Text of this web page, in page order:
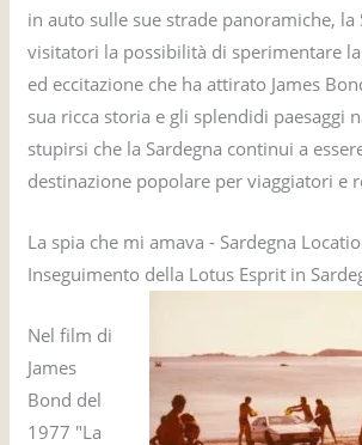
in auto sulle sue strade panoramiche, la
visitatori la possibilità di sperimentare la
ed eccitazione che ha attirato James
sua ricca storia e gli splendidi paesaggi
stupirsi che la Sardegna continui a
destinazione popolare per viaggiatori e
La spia che mi amava - Sardegna
Inseguimento della Lotus Esprit in
Nel film di
James
Bond del
1977 "La